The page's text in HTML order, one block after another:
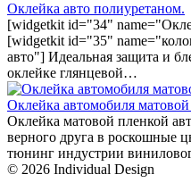
Оклейка авто полиуретаном.
[widgetkit id="34"
[widgetkit id="35"
авто"] Идеальная защита и
оклейке глянцевой…
Оклейка автомобиля
Оклейка матовой пленкой
верного друга в роскошные
тюнинг индустрии
© 2026 Individual Design